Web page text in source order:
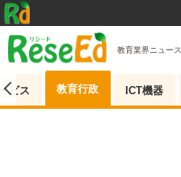
教育業界ニュース
ビス 教育行政 ICT機器